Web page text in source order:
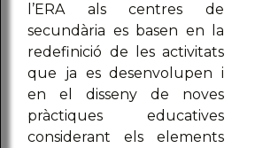
l’ERA als centres de
secundària es basen en la
redefinició de les activitats
que ja es desenvolupen i
en el disseny de noves
pràctiques educatives
considerant els elements